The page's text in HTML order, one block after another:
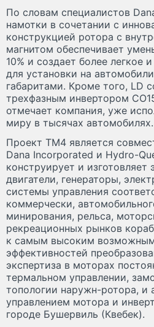
По словам специалистов
намотки в сочетании с
конструкцией ротора с
магнитом обеспечивает
10% и создает более легкое
для установки на
габаритами. Кроме того, LD
трехфазным инвертором
отмечает компания, уже
миру в тысячах автомобилях.
Проект TM4 является
Dana Incorporated и Hydro-
конструирует и изготовляет
двигатели, генераторы,
системы управления
коммерчески,
минирования, рельса,
рекреационных рынков
к самым высоким
эффективностей
экспертиза в моторах
термальном управлении,
топологии наружн-ротора, и
управлением мотора и
городе Бушервиль (Квебек).